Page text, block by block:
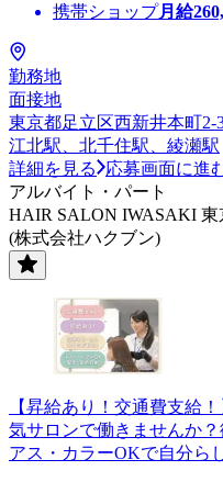
携帯ショップ月給
勤務地
面接地
東京都足立区西新井本町2-
江北駅、北千住駅、綾瀬駅
詳細を見る
応募画面に進
アルバイト・パート
HAIR SALON IWASAKI 東
(株式会社ハクブン)
【昇給あり！交通費支給
気サロンで働きませんか
アス・カラーOKで自分ら